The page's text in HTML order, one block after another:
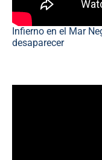
Infierno en el Mar
desaparecer